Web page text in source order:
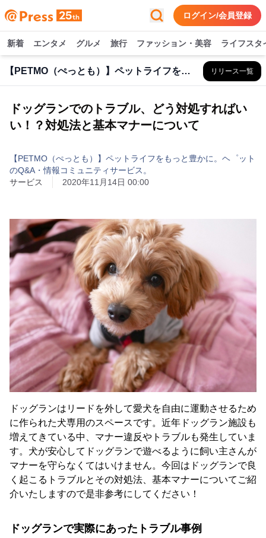
ログイン/会員登録
新着 エンタメ グルメ 旅行 ファッション・美容 ライフスタ
【PETMO（ぺっとも）】ペットライフをもっと豊かに。ヘ゜ットのQ&A・情報コミュニティサービス。 リリース一覧
ドッグランでのトラブル、どう対処すればい
い！？対処法と基本マナーについて
【PETMO（ぺっとも）】ペットライフをもっと豊かに。ヘ゜ット
のQ&A・情報コミュニティサービス。
サービス
2020年11月14日 00:00
ドッグランはリードを外して愛犬を自由に運動させるため
に作られた犬専用のスペースです。近年ドッグラン施設も
増えてきている中、マナー違反やトラブルも発生していま
す。犬が安心してドッグランで遊べるように飼い主さんが
マナーを守らなくてはいけません。今回はドッグランで良
く起こるトラブルとその対処法、基本マナーについてご紹
介いたしますので是非参考にしてください！
ドッグランで実際にあったトラブル事例